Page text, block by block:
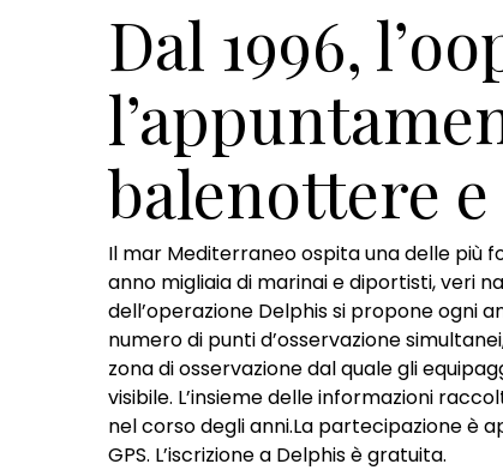
Hit enter to search or ESC to close
Dal 1996,
balenottere
Il mar Mediterraneo ospita una delle più
anno migliaia di marinai e diportisti, veri
dell’operazione Delphis si propone ogni
numero di punti d’osservazione
zona di osservazione dal quale gli
visibile. L’insieme delle informazioni
nel corso degli anni.La partecipazione è
GPS. L’iscrizione a Delphis è gratuita.